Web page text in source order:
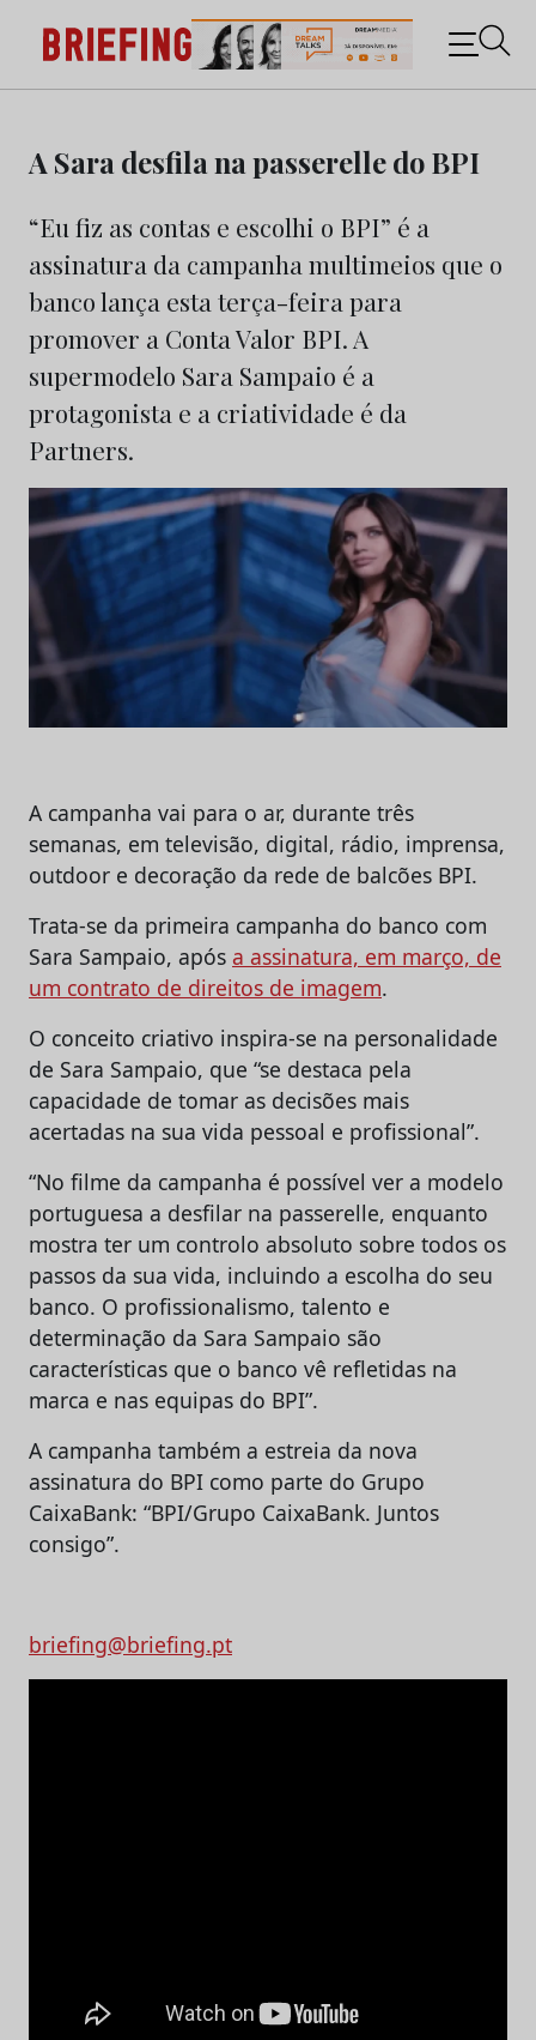
content
Briefing: Todas as notícias sobre os negócios do
Marketing e da Publicidade
A Sara desfila na passerelle do BPI
“Eu fiz as contas e escolhi o BPI” é a
assinatura da campanha multimeios que o
banco lança esta terça-feira para
promover a Conta Valor BPI. A
supermodelo Sara Sampaio é a
protagonista e a criatividade é da
Partners.
A campanha vai para o ar, durante três
semanas, em televisão, digital, rádio, imprensa,
outdoor e decoração da rede de balcões BPI.
Trata-se da primeira campanha do banco com
Sara Sampaio, após a assinatura, em março, de
um contrato de direitos de imagem.
O conceito criativo inspira-se na personalidade
de Sara Sampaio, que “se destaca pela
capacidade de tomar as decisões mais
acertadas na sua vida pessoal e profissional”.
“No filme da campanha é possível ver a modelo
portuguesa a desfilar na passerelle, enquanto
mostra ter um controlo absoluto sobre todos os
passos da sua vida, incluindo a escolha do seu
banco. O profissionalismo, talento e
determinação da Sara Sampaio são
características que o banco vê refletidas na
marca e nas equipas do BPI”.
A campanha também a estreia da nova
assinatura do BPI como parte do Grupo
CaixaBank: “BPI/Grupo CaixaBank. Juntos
consigo”.
briefing@briefing.pt